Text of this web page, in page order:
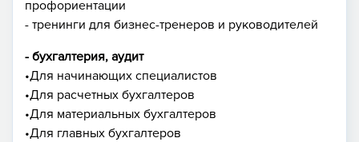
профориентации
- тренинги для бизнес-тренеров и руководителей
- бухгалтерия, аудит
•Для начинающих специалистов
•Для расчетных бухгалтеров
•Для материальных бухгалтеров
•Для главных бухгалтеров